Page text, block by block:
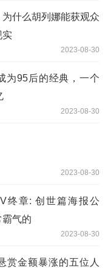
什么胡列娜能获观众
实
2023-08-30
为95后的经典，一个
2023-08-30
2023-08-30
终章: 创世篇海报公
气的
2023-08-30
赏金额暴涨的五位人